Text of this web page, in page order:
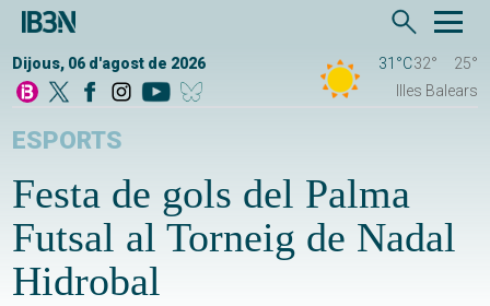
Dijous, 06 d'agost de 2026 31°C32°
25°
Illes Balears
ESPORTS
Festa de gols del Palma
Futsal al Torneig de Nadal
Hidrobal